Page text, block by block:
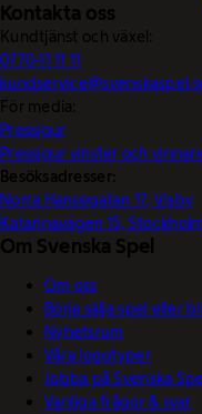
Kontakta oss
Kundtjänst och växel:
0770-11 11 11
För media:
Pressjour
Pressjour vinster och
Besöksadresser:
Norra Hansegatan 17, Visby
Katarinavägen 15,
Om Svenska Spel
Om oss
Börja sälja spel eller
Nyhetsrum
Våra logotyper
Jobba på Svenska
Vanliga frågor & svar